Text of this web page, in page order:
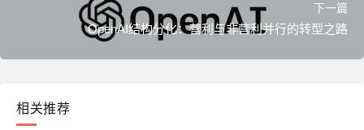
下一篇
OpenAI结构分化：营利与非营利并行的转型之路
相关推荐